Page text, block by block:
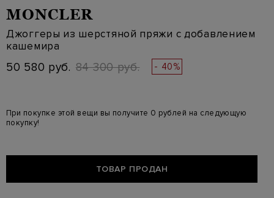
MONCLER
Джоггеры из шерстяной пряжи с добавлением
кашемира
50 580 руб. 84 300 руб. - 40%
При покупке этой вещи вы получите 0 рублей на следующую
покупку!
ТОВАР ПРОДАН